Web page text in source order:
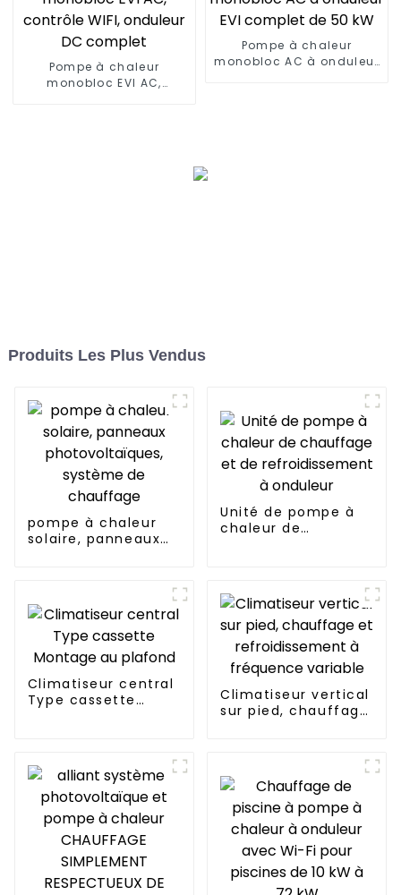
Pompe à chaleur
monobloc EVI AC,
Pompe à chaleur
monobloc AC à onduleur
Produits Les Plus Vendus
pompe à chaleur
solaire, panneaux
Unité de pompe à
chaleur de
Climatiseur central
Type cassette
Climatiseur vertical
sur pied, chauffage